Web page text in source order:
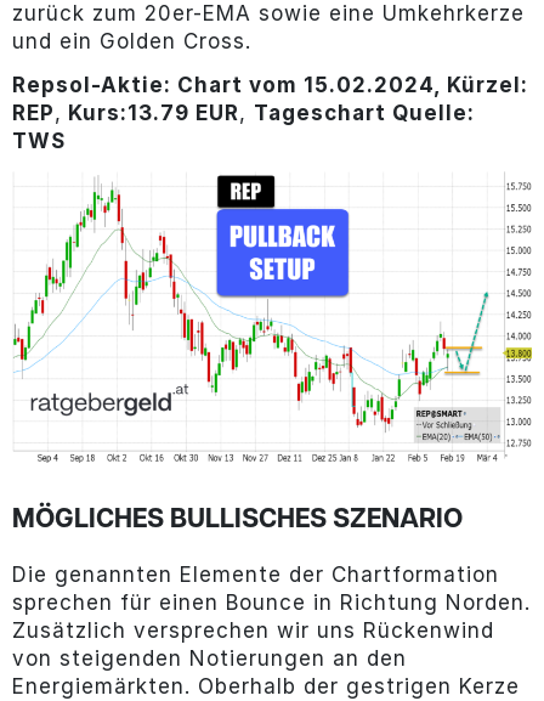
zurück zum 20er-EMA sowie eine Umkehrkerze
und ein Golden Cross.
Repsol-Aktie: Chart vom 15.02.2024, Kürzel:
REP, Kurs:13.79 EUR, Tageschart Quelle:
TWS
MÖGLICHES BULLISCHES SZENARIO
Die genannten Elemente der Chartformation
sprechen für einen Bounce in Richtung Norden.
Zusätzlich versprechen wir uns Rückenwind
von steigenden Notierungen an den
Energiemärkten. Oberhalb der gestrigen Kerze